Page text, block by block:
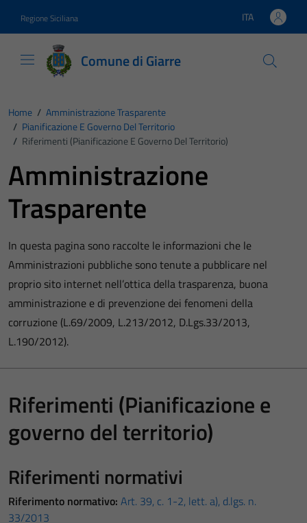
Regione Siciliana Lingua attiva:
ITA
Comune di Giarre
Home / Amministrazione Trasparente
/ Pianificazione E Governo Del Territorio
/ Riferimenti (Pianificazione E Governo Del Territorio)
Amministrazione
Trasparente
In questa pagina sono raccolte le informazioni che le
Amministrazioni pubbliche sono tenute a pubblicare nel
proprio sito internet nell’ottica della trasparenza, buona
amministrazione e di prevenzione dei fenomeni della
corruzione (L.69/2009, L.213/2012, D.Lgs.33/2013,
L.190/2012).
Riferimenti (Pianificazione e
governo del territorio)
Riferimenti normativi
Riferimento normativo: Art. 39, c. 1-2, lett. a), d.lgs. n.
33/2013